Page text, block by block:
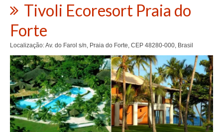
Tivoli Ecoresort Praia do
Forte
Localização: Av. do Farol s/n, Praia do Forte, CEP 48280-000, Brasil